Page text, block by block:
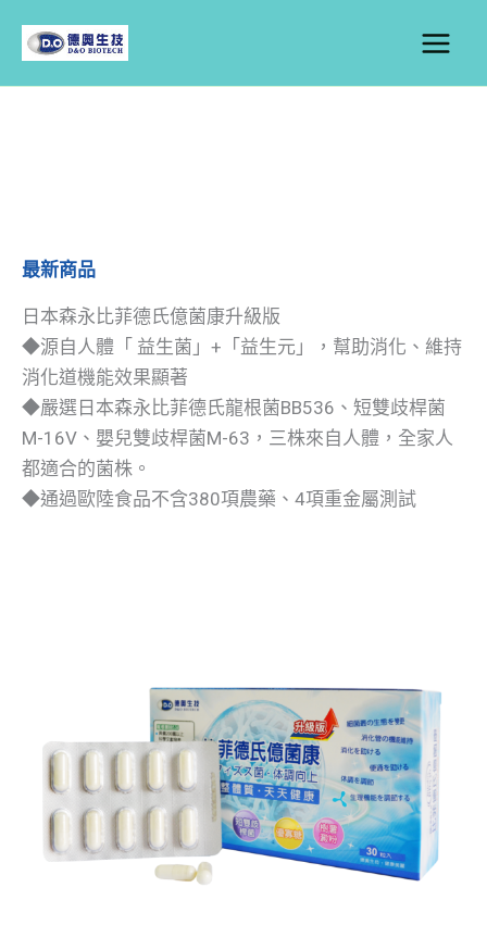
最新商品
日本森永比菲德氏億菌康升級版
◆源自人體「 益生菌」+「益生元」，幫助消化、維持
消化道機能效果顯著
◆嚴選日本森永比菲德氏龍根菌BB536、短雙歧桿菌
M-16V、嬰兒雙歧桿菌M-63，三株來自人體，全家人
都適合的菌株。
◆通過歐陸食品不含380項農藥、4項重金屬測試